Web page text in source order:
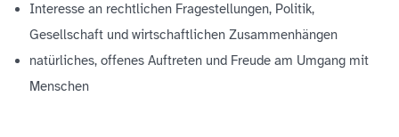
Interesse an rechtlichen Fragestellungen, Politik,
Gesellschaft und wirtschaftlichen Zusammenhängen
natürliches, offenes Auftreten und Freude am Umgang mit
Menschen